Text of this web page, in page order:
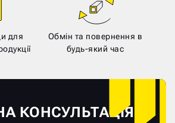
для
Обмін та повернення в
будь-який час
КОНСУЛЬТАЦІЯ?